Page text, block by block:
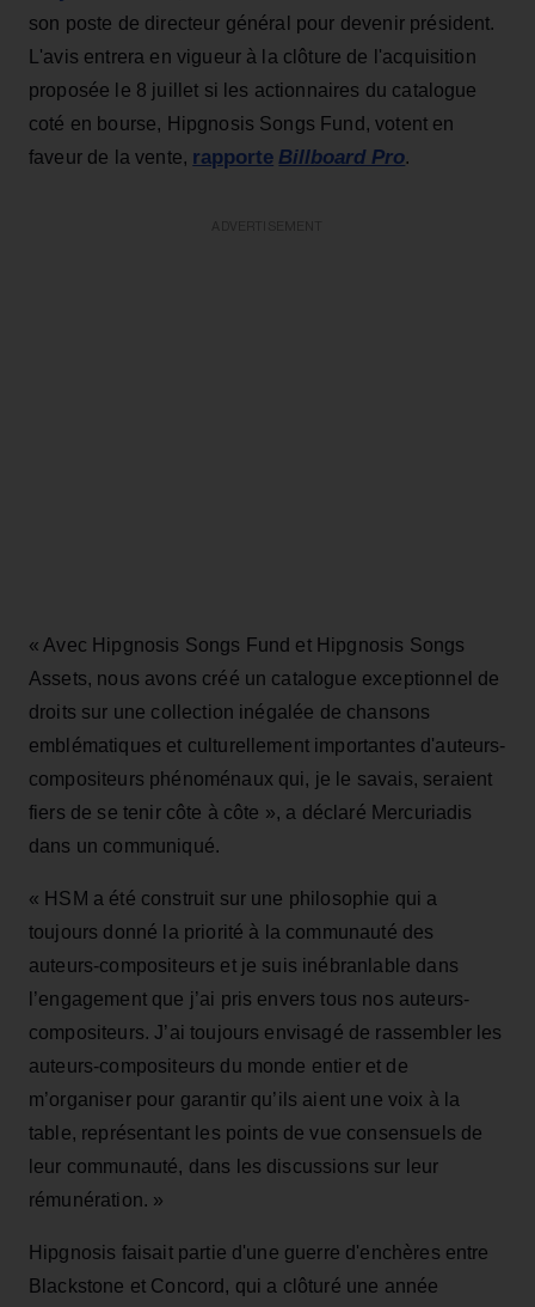
son poste de directeur général pour devenir président.
L'avis entrera en vigueur à la clôture de l'acquisition
proposée le 8 juillet si les actionnaires du catalogue
coté en bourse, Hipgnosis Songs Fund, votent en
faveur de la vente, rapporte Billboard Pro.
« Avec Hipgnosis Songs Fund et Hipgnosis Songs
Assets, nous avons créé un catalogue exceptionnel de
droits sur une collection inégalée de chansons
emblématiques et culturellement importantes d'auteurs-
compositeurs phénoménaux qui, je le savais, seraient
fiers de se tenir côte à côte », a déclaré Mercuriadis
dans un communiqué.
« HSM a été construit sur une philosophie qui a
toujours donné la priorité à la communauté des
auteurs-compositeurs et je suis inébranlable dans
l’engagement que j’ai pris envers tous nos auteurs-
compositeurs. J’ai toujours envisagé de rassembler les
auteurs-compositeurs du monde entier et de
m’organiser pour garantir qu’ils aient une voix à la
table, représentant les points de vue consensuels de
leur communauté, dans les discussions sur leur
rémunération. »
Hipgnosis faisait partie d'une guerre d'enchères entre
Blackstone et Concord, qui a clôturé une année